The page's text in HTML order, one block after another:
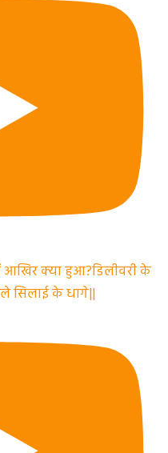
आखिर क्या हुआ?डिलीवरी के
सिलाई के धागे||